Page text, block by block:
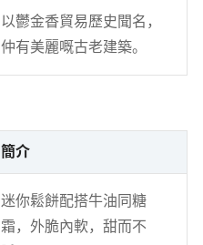
以鬱金香貿易歷史聞名，
仲有美麗嘅古老建築。
簡介
迷你鬆餅配搭牛油同糖
霜，外脆內軟，甜而不